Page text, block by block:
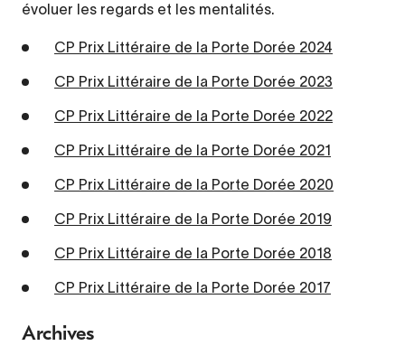
évoluer les regards et les mentalités.
CP Prix Littéraire de la Porte Dorée 2024
CP Prix Littéraire de la Porte Dorée 2023
CP Prix Littéraire de la Porte Dorée 2022
CP Prix Littéraire de la Porte Dorée 2021
CP Prix Littéraire de la Porte Dorée 2020
CP Prix Littéraire de la Porte Dorée 2019
CP Prix Littéraire de la Porte Dorée 2018
CP Prix Littéraire de la Porte Dorée 2017
Archives